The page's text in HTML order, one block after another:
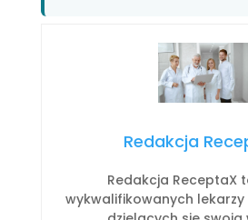
Redakcja
Redakcja ReceptaX
wykwalifikowanych